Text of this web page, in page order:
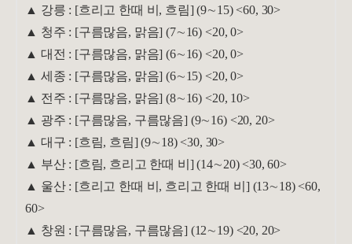
▲ 강릉 : [흐리고 한때 비, 흐림] (9∼15) <60, 30>
▲ 청주 : [구름많음, 맑음] (7∼16) <20, 0>
▲ 대전 : [구름많음, 맑음] (6∼16) <20, 0>
▲ 세종 : [구름많음, 맑음] (6∼15) <20, 0>
▲ 전주 : [구름많음, 맑음] (8∼16) <20, 10>
▲ 광주 : [구름많음, 구름많음] (9∼16) <20, 20>
▲ 대구 : [흐림, 흐림] (9∼18) <30, 30>
▲ 부산 : [흐림, 흐리고 한때 비] (14∼20) <30, 60>
▲ 울산 : [흐리고 한때 비, 흐리고 한때 비] (13∼18) <60,
60>
▲ 창원 : [구름많음, 구름많음] (12∼19) <20, 20>